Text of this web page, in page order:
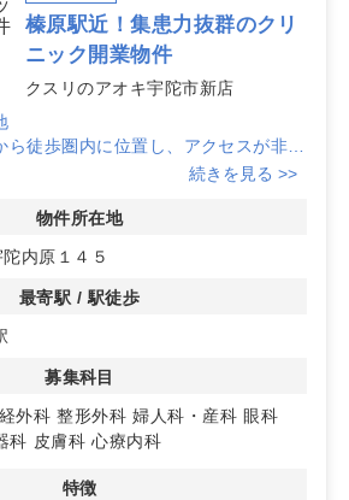
開業計画や科目に合わせて最適な区
、近隣連携の設計までお気軽にご相
榛原駅近！集患力抜群のクリ
ニック開業物件
クスリのアオキ宇陀市新店
徒歩圏内に位置し、アクセスが非常
通勤や患者様の来院にも最適なロケー
は青果、精肉、鮮魚、惣菜を取り扱う
くの来客が訪れます。これにより、ク
経外科、整形外科、婦人科・産科、眼
尿器科、皮膚科、心療内科といった幅
業を支援します。詳細はお問い合わせ
続きを見る >>
物件所在地
内原１４５
最寄駅 / 駅徒歩
募集科目
外科 整形外科 婦人科・産科 眼科
科 皮膚科 心療内科
特徴